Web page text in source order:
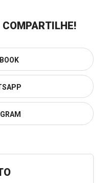
COMPARTILHE!